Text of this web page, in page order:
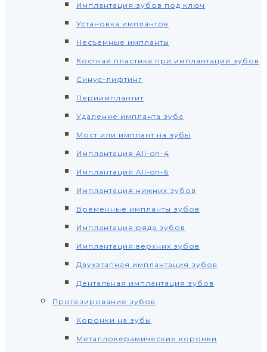
Имплантация зубов под ключ
Установка имплантов
Несъемные импланты
Костная пластика при имплантации зубов
Синус-лифтинг
Периимплантит
Удаление импланта зуба
Мост или имплант на зубы
Имплантация All-on-4
Имплантация All-on-6
Имплантация нижних зубов
Временные импланты зубов
Имплантация ряда зубов
Имплантация верхних зубов
Двухэтапная имплантация зубов
Дентальная имплантация зубов
Протезирование зубов
Коронки на зубы
Металлокерамические коронки